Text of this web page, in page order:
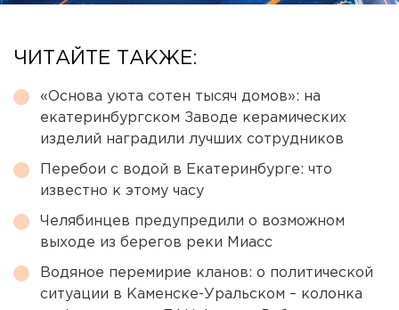
ЧИТАЙТЕ ТАКЖЕ:
«Основа уюта сотен тысяч домов»: на
екатеринбургском Заводе керамических
изделий наградили лучших сотрудников
Перебои с водой в Екатеринбурге: что
известно к этому часу
Челябинцев предупредили о возможном
выходе из берегов реки Миасс
Водяное перемирие кланов: о политической
ситуации в Каменске-Уральском – колонка